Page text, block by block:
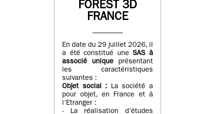
FOREST 3D
FRANCE
En date du 29 juillet 2026, il
a été constitué uneSAS à
associé unique présentant
les caractéristiques
suivantes :
Objet social : La société a
pour objet, en France et à
l’Etranger :
- La réalisation d’études